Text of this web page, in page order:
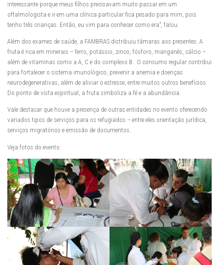
interessante porque meus filhos precisavam muito passar em um
oftalmologista e ir em uma clínica particular fica pesado para mim, pois
tenho três crianças. Então, eu vim para conhecer como era”, falou.
Além dos exames de saúde, a FAMBRAS distribuiu tâmaras aos presentes. A
fruta é rica em minerais – ferro, potássio, zinco, fósforo, manganês, cálcio –
além de vitaminas como a A, C e do complexo B. O consumo regular contribui
para fortalecer o sistema imunológico, prevenir a anemia e doenças
neurodegenerativas, além de aliviar o estresse, entre muitos outros benefícios.
Do ponto de vista espiritual, a fruta simboliza a fé e a abundância.
Vale destacar que houve a presença de outras entidades no evento oferecendo
variados tipos de serviços para os refugiados – entre eles orientação jurídica,
serviços migratórios e emissão de documentos.
Veja fotos do evento: